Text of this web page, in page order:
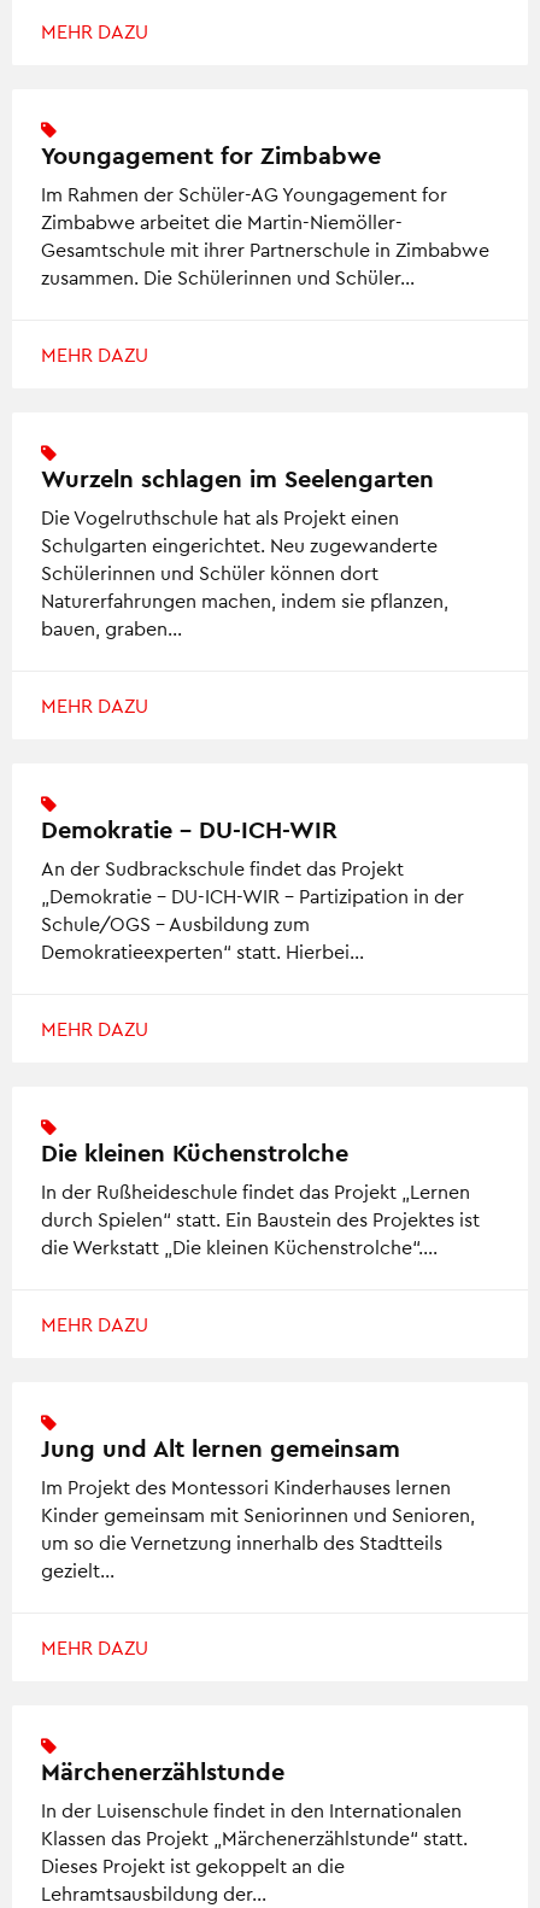
MEHR DAZU
Youngagement for Zimbabwe
Im Rahmen der Schüler-AG Youngagement for
Zimbabwe arbeitet die Martin-Niemöller-
Gesamtschule mit ihrer Partnerschule in Zimbabwe
zusammen. Die Schülerinnen und Schüler…
MEHR DAZU
Wurzeln schlagen im Seelengarten
Die Vogelruthschule hat als Projekt einen
Schulgarten eingerichtet. Neu zugewanderte
Schülerinnen und Schüler können dort
Naturerfahrungen machen, indem sie pflanzen,
bauen, graben…
MEHR DAZU
Demokratie – DU-ICH-WIR
An der Sudbrackschule findet das Projekt
„Demokratie – DU-ICH-WIR – Partizipation in der
Schule/OGS – Ausbildung zum
Demokratieexperten“ statt. Hierbei…
MEHR DAZU
Die kleinen Küchenstrolche
In der Rußheideschule findet das Projekt „Lernen
durch Spielen“ statt. Ein Baustein des Projektes ist
die Werkstatt „Die kleinen Küchenstrolche“….
MEHR DAZU
Jung und Alt lernen gemeinsam
Im Projekt des Montessori Kinderhauses lernen
Kinder gemeinsam mit Seniorinnen und Senioren,
um so die Vernetzung innerhalb des Stadtteils
gezielt…
MEHR DAZU
Märchenerzählstunde
In der Luisenschule findet in den Internationalen
Klassen das Projekt „Märchenerzählstunde“ statt.
Dieses Projekt ist gekoppelt an die
Lehramtsausbildung der…